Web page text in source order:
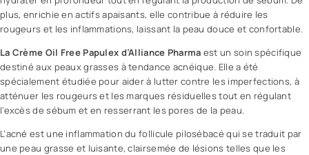
plus, enrichie en actifs apaisants, elle contribue à réduire les
rougeurs et les inflammations, laissant la peau douce et confortable.
La Crème Oil Free Papulex d’Alliance Pharma est un soin spécifique
destiné aux peaux grasses à tendance acnéique. Elle a été
spécialement étudiée pour aider à lutter contre les imperfections, à
atténuer les rougeurs et les marques résiduelles tout en régulant
l’excès de sébum et en resserrant les pores de la peau.
L’acné est une inflammation du follicule pilosébacé qui se traduit par
une peau grasse et luisante, clairsemée de lésions telles que les